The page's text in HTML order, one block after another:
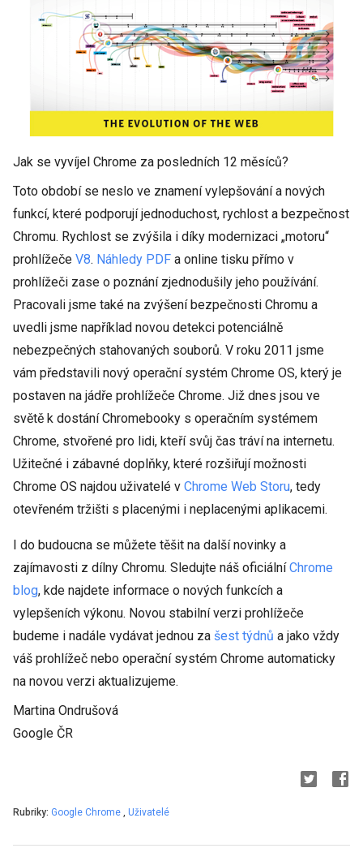
Jak se vyvíjel Chrome za posledních 12 měsíců?
Toto období se neslo ve znamení vylepšování a nových
funkcí, které podporují jednoduchost, rychlost a bezpečnost
Chromu. Rychlost se zvýšila i díky modernizaci „motoru“
prohlížeče V8. Náhledy PDF a online tisku přímo v
prohlížeči zase o poznání zjednodušily jeho používání.
Pracovali jsme také na zvýšení bezpečnosti Chromu a
uvedli jsme například novou detekci potenciálně
nebezpečných stahovaných souborů. V roku 2011 jsme
vám představili nový operační systém Chrome OS, který je
postaven na jádře prohlížeče Chrome. Již dnes jsou ve
světě k dostání Chromebooky s operačním systémem
Chrome, stvořené pro lidi, kteří svůj čas tráví na internetu.
Užitečné i zábavné doplňky, které rozšiřují možnosti
Chrome OS najdou uživatelé v Chrome Web Storu, tedy
otevřeném tržišti s placenými i neplacenými aplikacemi.
I do budoucna se můžete těšit na další novinky a
zajímavosti z dílny Chromu. Sledujte náš oficiálníChrome
blog, kde najdete informace o nových funkcích a
vylepšeních výkonu. Novou stabilní verzi prohlížeče
budeme i nadále vydávat jednou za šest týdnů a jako vždy
váš prohlížeč nebo operační systém Chrome automaticky
na novou verzi aktualizujeme.
Martina Ondrušová
Google ČR
Rubriky: Google Chrome , Uživatelé